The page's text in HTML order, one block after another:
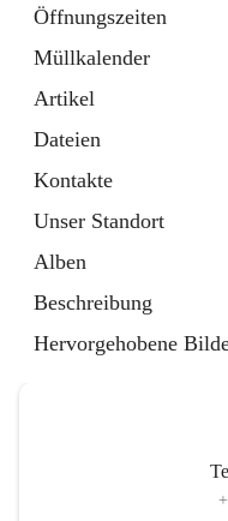
Öffnungszeiten
Müllkalender
Artikel
Dateien
Kontakte
Unser Standort
Alben
Beschreibung
Hervorgehobene
10 Schnellzugriffe